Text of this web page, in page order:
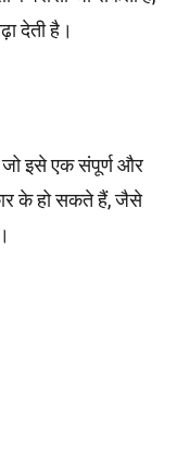
देती है।
इसे एक संपूर्ण और
के हो सकते हैं, जैसे